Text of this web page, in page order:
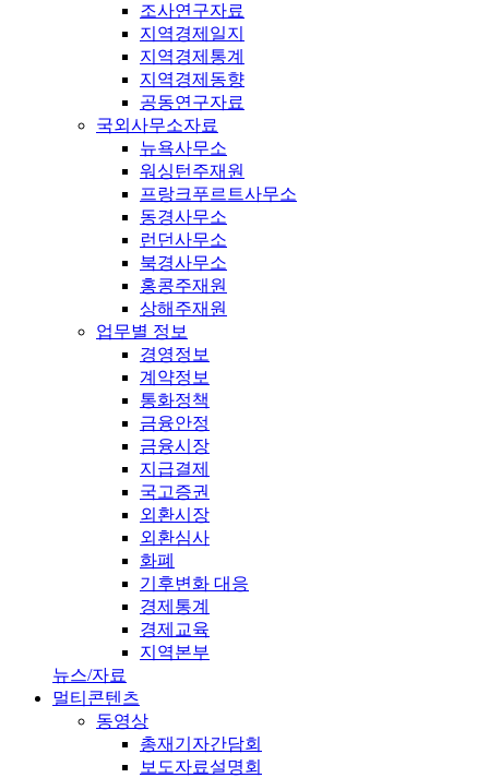
조사연구자료
지역경제일지
지역경제통계
지역경제동향
공동연구자료
국외사무소자료
뉴욕사무소
워싱턴주재원
프랑크푸르트사무소
동경사무소
런던사무소
북경사무소
홍콩주재원
상해주재원
업무별 정보
경영정보
계약정보
통화정책
금융안정
금융시장
지급결제
국고증권
외환시장
외환심사
화폐
기후변화 대응
경제통계
경제교육
지역본부
뉴스/자료
멀티콘텐츠
동영상
총재기자간담회
보도자료설명회